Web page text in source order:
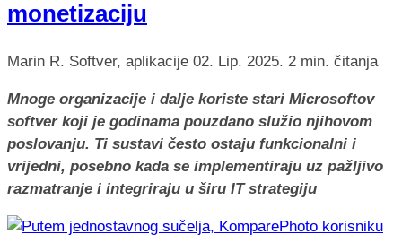
monetizaciju
Marin R. Softver, aplikacije 02. Lip. 2025. 2 min. čitanja
Mnoge organizacije i dalje koriste stari Microsoftov
softver koji je godinama pouzdano služio njihovom
poslovanju. Ti sustavi često ostaju funkcionalni i
vrijedni, posebno kada se implementiraju uz pažljivo
razmatranje i integriraju u širu IT strategiju